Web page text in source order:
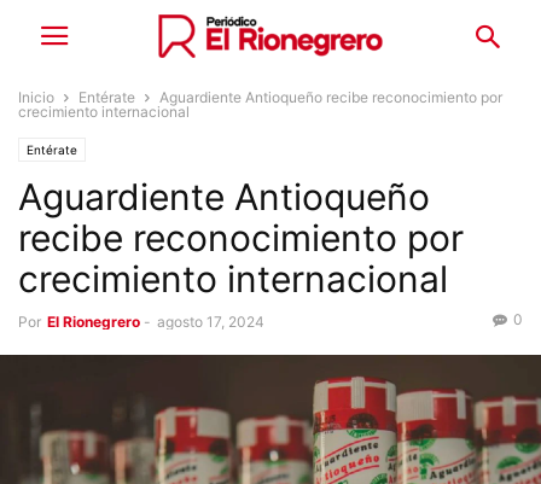
Inicio Entérate
Aguardiente Antioqueño recibe reconocimiento por
crecimiento internacional
Entérate
Aguardiente Antioqueño
recibe reconocimiento por
crecimiento internacional
Por El Rionegrero - agosto 17, 2024 0